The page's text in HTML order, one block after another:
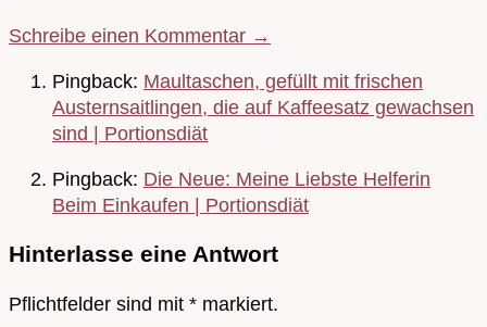
Schreibe einen Kommentar →
Pingback: Maultaschen, gefüllt mit frischen
Austernsaitlingen, die auf Kaffeesatz gewachsen
sind | Portionsdiät
Pingback: Die Neue: Meine Liebste Helferin
Beim Einkaufen | Portionsdiät
Hinterlasse eine Antwort
Pflichtfelder sind mit * markiert.